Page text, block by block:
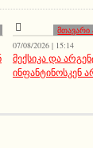
მთავარი
07/08/2026 | 15:14
მექსიკა და
ინფანტინოსკენ